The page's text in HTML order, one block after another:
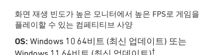
화면 재생 빈도가 높은 모니터에서 높은 FPS로 게임을
플레이할 수 있는 컴페티티브 사양
OS: Windows 10 64비트 (최신 업데이트) 또는
†